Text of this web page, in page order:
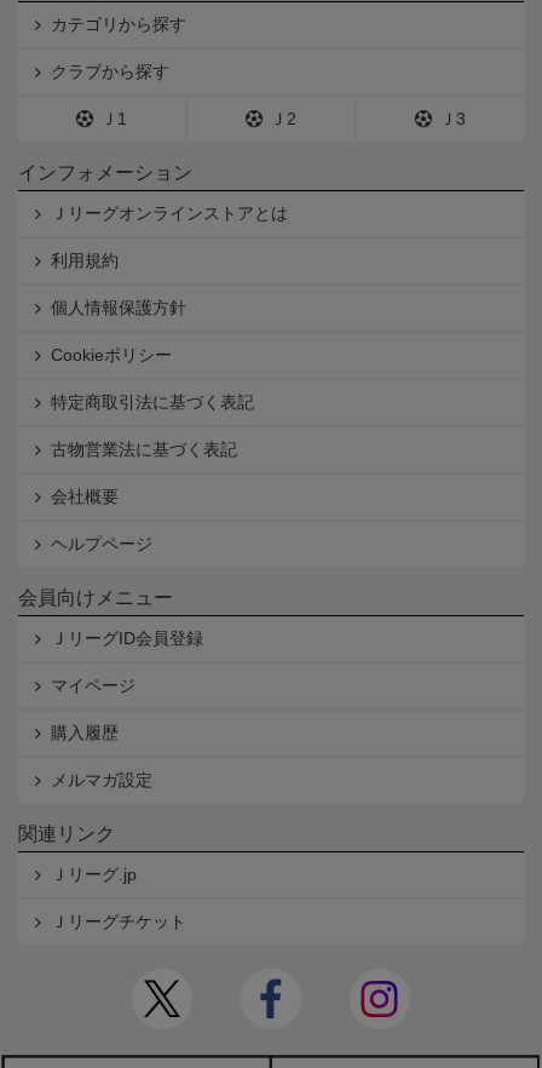
カテゴリから探す
クラブから探す
Ｊ1 Ｊ2 Ｊ3
インフォメーション
Ｊリーグオンラインストアとは
利用規約
個人情報保護方針
Cookieポリシー
特定商取引法に基づく表記
古物営業法に基づく表記
会社概要
ヘルプページ
会員向けメニュー
ＪリーグID会員登録
マイページ
購入履歴
メルマガ設定
関連リンク
Ｊリーグ.jp
Ｊリーグチケット